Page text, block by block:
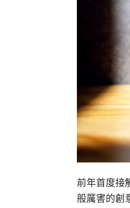
前年首度接
般厲害的創